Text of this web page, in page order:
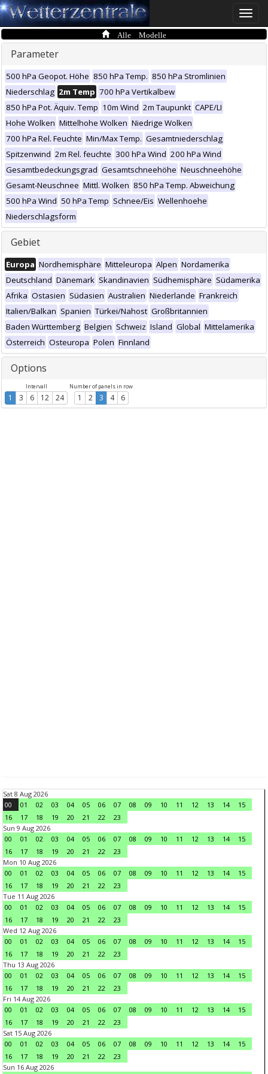
Toggle
Alle Modelle
Parameter
500 hPa Geopot. Höhe 850 hPa Temp. 850 hPa Stromlinien
Niederschlag 2m Temp 700 hPa Vertikalbew
850 hPa Pot. Äquiv. Temp 10m Wind 2m Taupunkt CAPE/LI
Hohe Wolken Mittelhohe Wolken Niedrige Wolken
700 hPa Rel. Feuchte Min/Max Temp. Gesamtniederschlag
Spitzenwind 2m Rel. feuchte 300 hPa Wind 200 hPa Wind
Gesamtbedeckungsgrad Gesamtschneehöhe Neuschneehöhe
Gesamt-Neuschnee Mittl. Wolken 850 hPa Temp. Abweichung
500 hPa Wind 50 hPa Temp Schnee/Eis Wellenhoehe
Niederschlagsform
Gebiet
Europa Nordhemisphäre Mitteleuropa Alpen Nordamerika
Deutschland Dänemark Skandinavien Südhemisphäre Südamerika
Afrika Ostasien Südasien Australien Niederlande Frankreich
Italien/Balkan Spanien Türkei/Nahost Großbritannien
Baden Württemberg Belgien Schweiz Island Global Mittelamerika
Österreich Osteuropa Polen Finnland
Options
Intervall
1 3 6 12 24
Number of panels in row
1 2 3 4 6
Sat 8 Aug 2026
00
01 02 03 04 05 06 07 08 09 10 11 12 13 14
15
16
17 18 19 20 21 22
23
Sun 9 Aug 2026
00
01 02 03 04 05 06 07 08 09 10 11 12 13 14
15
16
17 18 19 20 21 22
23
Mon 10 Aug 2026
00
01 02 03 04 05 06 07 08 09 10 11 12 13 14
15
16
17 18 19 20 21 22
23
Tue 11 Aug 2026
00
01 02 03 04 05 06 07 08 09 10 11 12 13 14
15
16
17 18 19 20 21 22
23
Wed 12 Aug 2026
00
01 02 03 04 05 06 07 08 09 10 11 12 13 14
15
16
17 18 19 20 21 22
23
Thu 13 Aug 2026
00
01 02 03 04 05 06 07 08 09 10 11 12 13 14
15
16
17 18 19 20 21 22
23
Fri 14 Aug 2026
00
01 02 03 04 05 06 07 08 09 10 11 12 13 14
15
16
17 18 19 20 21 22
23
Sat 15 Aug 2026
00
01 02 03 04 05 06 07 08 09 10 11 12 13 14
15
16
17 18 19 20 21 22
23
Sun 16 Aug 2026